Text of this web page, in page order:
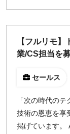
【フルリモ
業/CS担当を
セールス
「次の時代の
技術の恩恵を享
掲げています。